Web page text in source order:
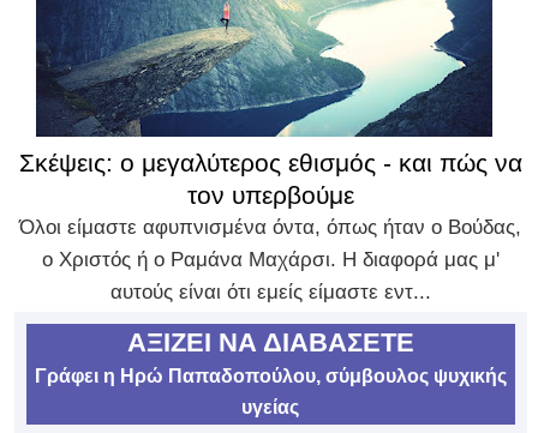
Σκέψεις: ο μεγαλύτερος εθισμός - και πώς να
τον υπερβούμε
Όλοι είμαστε αφυπνισμένα όντα, όπως ήταν ο Βούδας,
ο Χριστός ή ο Ραμάνα Μαχάρσι. Η διαφορά μας μ'
αυτούς είναι ότι εμείς είμαστε εντ...
ΑΞΙΖΕΙ ΝΑ ΔΙΑΒΑΣΕΤΕ
Γράφει η Ηρώ Παπαδοπούλου, σύμβουλος ψυχικής
υγείας